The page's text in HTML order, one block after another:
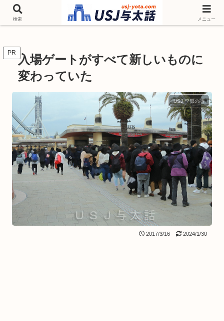
チケットやシーズンイベント ニンテンドーワールド アトラクションなどユニ
バを歩いて情報収集しています
PR 入場ゲートがすべて新しいものに
変わっていた
USJ 季節の話
2017/3/16 2024/1/30
検索 メニュー